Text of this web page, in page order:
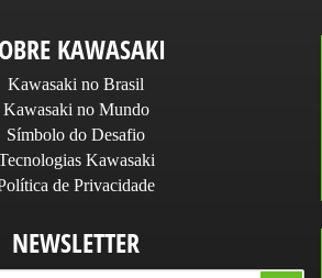
KAWASAKI
Kawasaki no Brasil
Kawasaki no Mundo
Símbolo do Desafio
Kawasaki
de Privacidade
NEWSLETTER